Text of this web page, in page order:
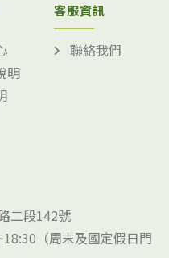
明
客服資訊
聯絡我們
二段142號
（周末及國定假日門